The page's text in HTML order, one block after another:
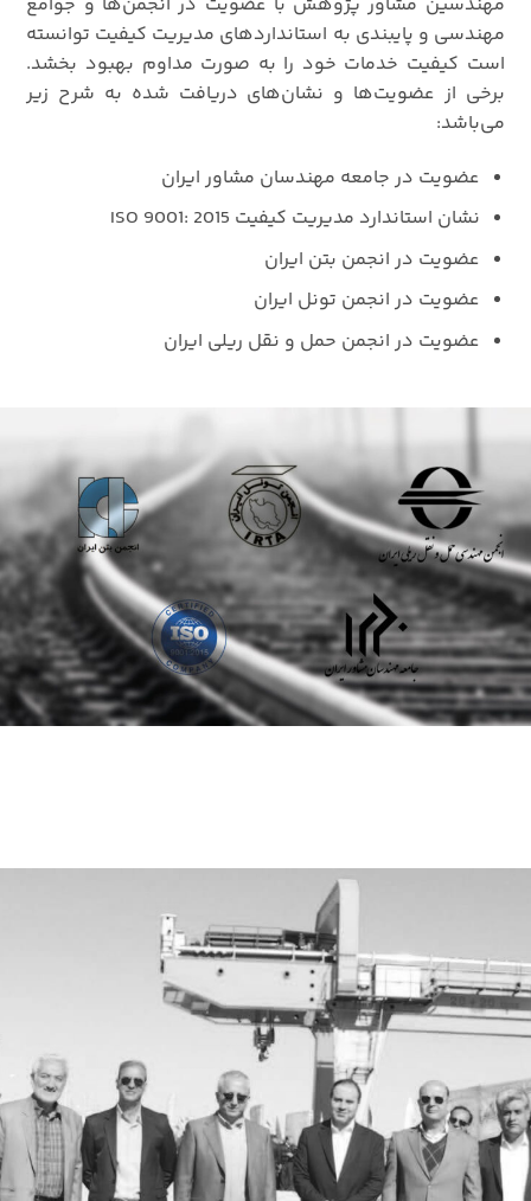
مهندسی و پایبندی به استانداردهای مدیریت کیفیت توانسته
است کیفیت خدمات خود را به صورت مداوم بهبود بخشد.
برخی از عضویت‌ها و نشان‌های دریافت شده به شرح زیر
می‌باشد:
عضویت در جامعه مهندسان مشاور ایران
نشان استاندارد مدیریت کیفیت ISO 9001: 2015
عضویت در انجمن بتن ایران
عضویت در انجمن تونل ایران
عضویت در انجمن حمل و نقل ریلی ایران